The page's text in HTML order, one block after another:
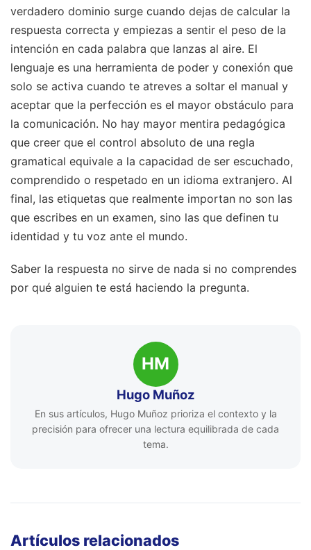
verdadero dominio surge cuando dejas de calcular la
respuesta correcta y empiezas a sentir el peso de la
intención en cada palabra que lanzas al aire. El
lenguaje es una herramienta de poder y conexión que
solo se activa cuando te atreves a soltar el manual y
aceptar que la perfección es el mayor obstáculo para
la comunicación. No hay mayor mentira pedagógica
que creer que el control absoluto de una regla
gramatical equivale a la capacidad de ser escuchado,
comprendido o respetado en un idioma extranjero. Al
final, las etiquetas que realmente importan no son las
que escribes en un examen, sino las que definen tu
identidad y tu voz ante el mundo.
Saber la respuesta no sirve de nada si no comprendes
por qué alguien te está haciendo la pregunta.
HM
Hugo Muñoz
En sus artículos, Hugo Muñoz prioriza el contexto y la
precisión para ofrecer una lectura equilibrada de cada
tema.
Artículos relacionados